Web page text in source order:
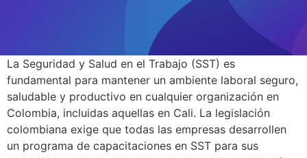
La Seguridad y Salud en el Trabajo (SST) es
fundamental para mantener un ambiente laboral seguro,
saludable y productivo en cualquier organización en
Colombia, incluidas aquellas en Cali. La legislación
colombiana exige que todas las empresas desarrollen
un programa de capacitaciones en SST para sus